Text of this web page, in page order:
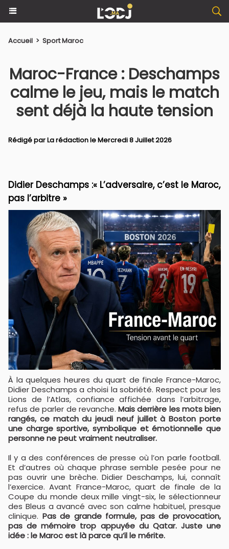
Accueil > Sport Maroc
Maroc-France : Deschamps
calme le jeu, mais le match
sent déjà la haute tension
Rédigé par La rédaction le Mercredi 8 Juillet 2026
Didier Deschamps :« L’adversaire, c’est le Maroc,
pas l’arbitre »
À la quelques heures du quart de finale France-Maroc,
Didier Deschamps a choisi la sobriété. Respect pour les
Lions de l’Atlas, confiance affichée dans l’arbitrage,
refus de parler de revanche.Mais derrière les mots bien
rangés, ce match du jeudi neuf juillet à Boston porte
une charge sportive, symbolique et émotionnelle que
personne ne peut vraiment neutraliser.
Il y a des conférences de presse où l’on parle football.
Et d’autres où chaque phrase semble pesée pour ne
pas ouvrir une brèche. Didier Deschamps, lui, connaît
l’exercice. Avant France-Maroc, quart de finale de la
Coupe du monde deux mille vingt-six, le sélectionneur
des Bleus a avancé avec son calme habituel, presque
clinique. Pas de grande formule, pas de provocation,
pas de mémoire trop appuyée du Qatar. Juste une
idée : le Maroc est là parce qu’il le mérite.